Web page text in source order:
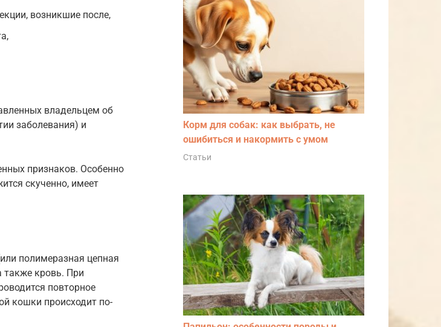
возникшие после,
владельцем об
заболевания) и
признаков. Особенно
скученно, имеет
полимеразная цепная
также кровь. При
повторное
кошки происходит по-
Корм для собак: как выбрать, не
ошибиться и накормить с умом
Статьи